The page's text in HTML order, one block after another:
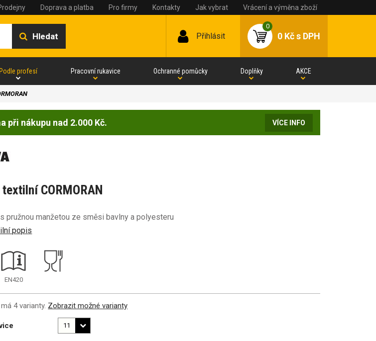
Doprava a platba Pro firmy Kontakty Jak vybrat Vrácení a výměna zboží
Hledat Přihlásit
0
0 Kčs DPH
Podle profesí Pracovní rukavice Ochranné pomůcky Doplňky AKCE
při nákupu nad 2.000 Kč. VÍCE INFO
CORMORAN
pružnou manžetou ze směsi bavlny a polyesteru
popis
EN420
4 varianty. Zobrazit možné varianty